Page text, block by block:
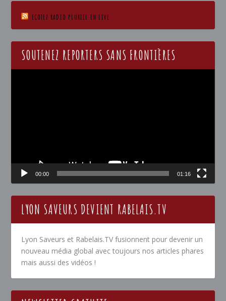
ECOTEZ RADIO PLURIEL EN LIVE
SOUTENEZ REPORTERS SANS FRONTIÈRES
00:00 01:16
LYON SAVEURS DEVIENT RABELAIS.TV
Lyon Saveurs et Rabelais.TV fusionnent pour devenir un
nouveau média global avec toujours nos articles phares
mais aussi des vidéos !